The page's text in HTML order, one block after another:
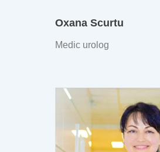
Oxana Scurtu
Medic urolog